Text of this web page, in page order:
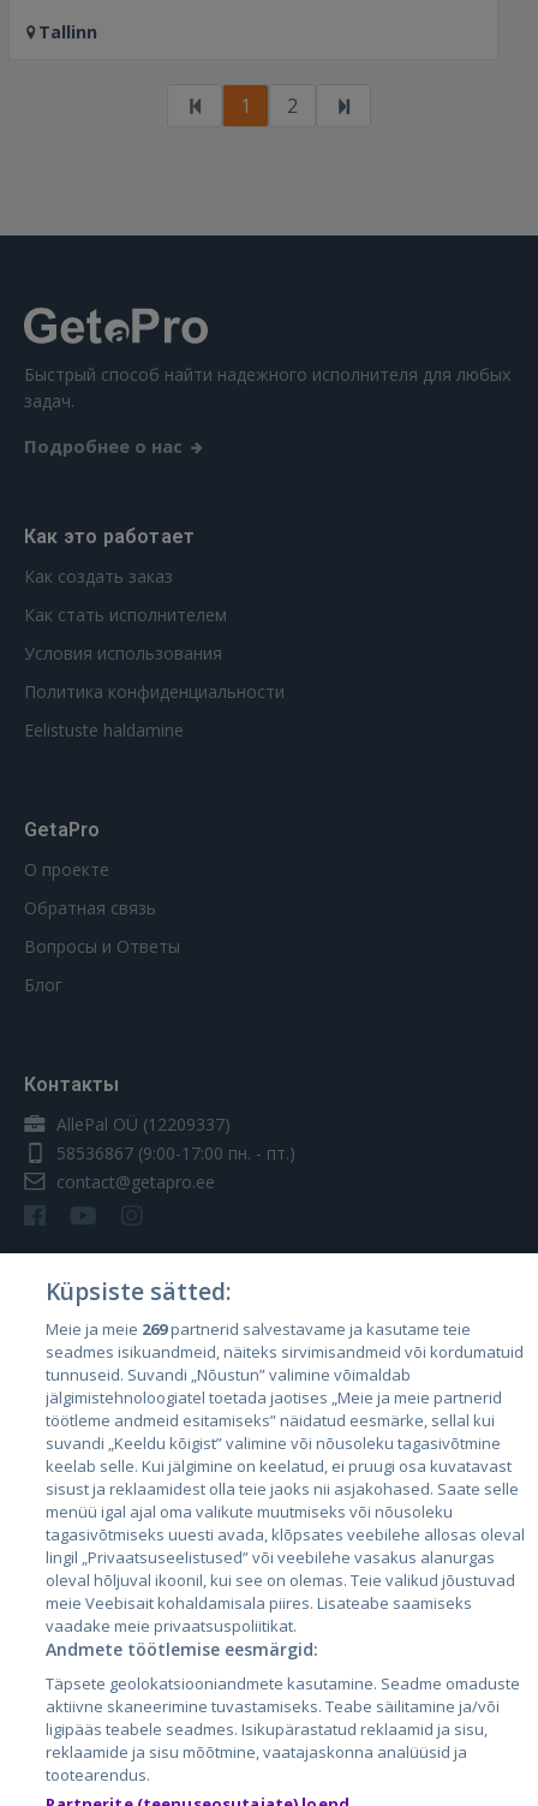
Tallinn
1 2
Быстрый способ найти надежного исполнителя для любых
задач.
Подробнее о нас
Как это работает
Как создать заказ
Как стать исполнителем
Условия использования
Политика конфиденциальности
Eelistuste haldamine
GetaPro
О проекте
Обратная связь
Вопросы и Ответы
Блог
Контакты
AllePal OÜ (12209337)
58536867 (9:00-17:00 пн. - пт.)
contact@getapro.ee
Страны
Эстония
Латвия
Литва
City24.lv
City24.ee
GetaPro.lv
GetaPro.ee
Skelbiu.lt
CVbankas.lt
Kainos.lt
Paslaugos.lt
auto24.ee
Küpsiste sätted:
Meie ja meie 269partnerid salvestavame ja kasutame teie
seadmes isikuandmeid, näiteks sirvimisandmeid või kordumatuid
tunnuseid. Suvandi „Nõustun” valimine võimaldab
jälgimistehnoloogiatel toetada jaotises „Meie ja meie partnerid
töötleme andmeid esitamiseks” näidatud eesmärke, sellal kui
suvandi „Keeldu kõigist” valimine või nõusoleku tagasivõtmine
keelab selle. Kui jälgimine on keelatud, ei pruugi osa kuvatavast
sisust ja reklaamidest olla teie jaoks nii asjakohased. Saate selle
menüü igal ajal oma valikute muutmiseks või nõusoleku
tagasivõtmiseks uuesti avada, klõpsates veebilehe allosas oleval
lingil „Privaatsuseelistused” või veebilehe vasakus alanurgas
oleval hõljuval ikoonil, kui see on olemas. Teie valikud jõustuvad
meie Veebisait kohaldamisala piires. Lisateabe saamiseks
vaadake meie privaatsuspoliitikat.
Andmete töötlemise eesmärgid:
Täpsete geolokatsiooniandmete kasutamine. Seadme omaduste
aktiivne skaneerimine tuvastamiseks. Teabe säilitamine ja/või
ligipääs teabele seadmes. Isikupärastatud reklaamid ja sisu,
reklaamide ja sisu mõõtmine, vaatajaskonna analüüsid ja
tootearendus.